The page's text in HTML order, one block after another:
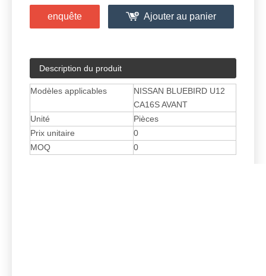
enquête Ajouter au panier
Description du produit
Modèles applicables
NISSAN BLUEBIRD U12
CA16S AVANT
Unité
Pièces
Prix ​​unitaire
0
MOQ
0